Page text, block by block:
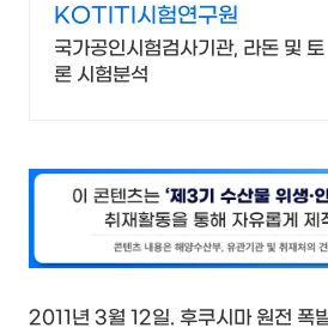
KOTITI시험연구원
국가공인시험검사기관, 라돈 및 토
론 시험분석
2011년 3월 12일. 후쿠시마 원전 폭